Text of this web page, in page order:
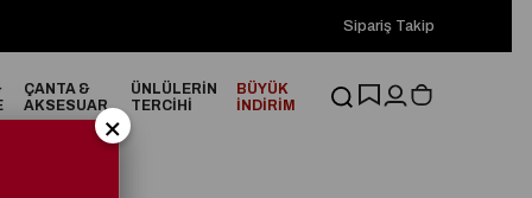
2000₺ ve Üzeri Alışverişlerinizde ÜCRETSİZ KARGO!Sipariş Takip
ÇANTA &
AKSESUAR
ÜNLÜLERİN
TERCİHİ
BÜYÜK
İNDİRİM
×